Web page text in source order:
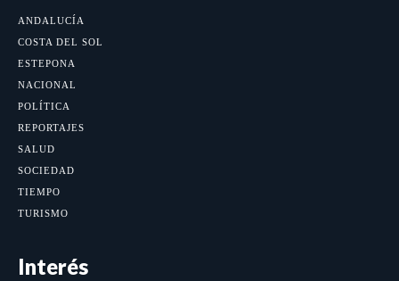
ANDALUCÍA
COSTA DEL SOL
ESTEPONA
NACIONAL
POLÍTICA
REPORTAJES
SALUD
SOCIEDAD
TIEMPO
TURISMO
Interés